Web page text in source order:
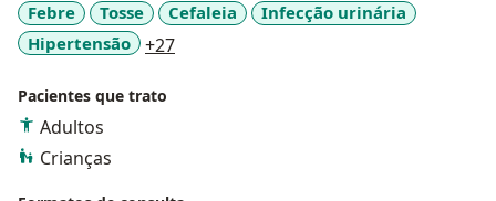
Febre Tosse Cefaleia
Infecção urinária
Hipertensão
+27a11y_sr_more_diseases
Pacientes que trato
Adultos
Crianças